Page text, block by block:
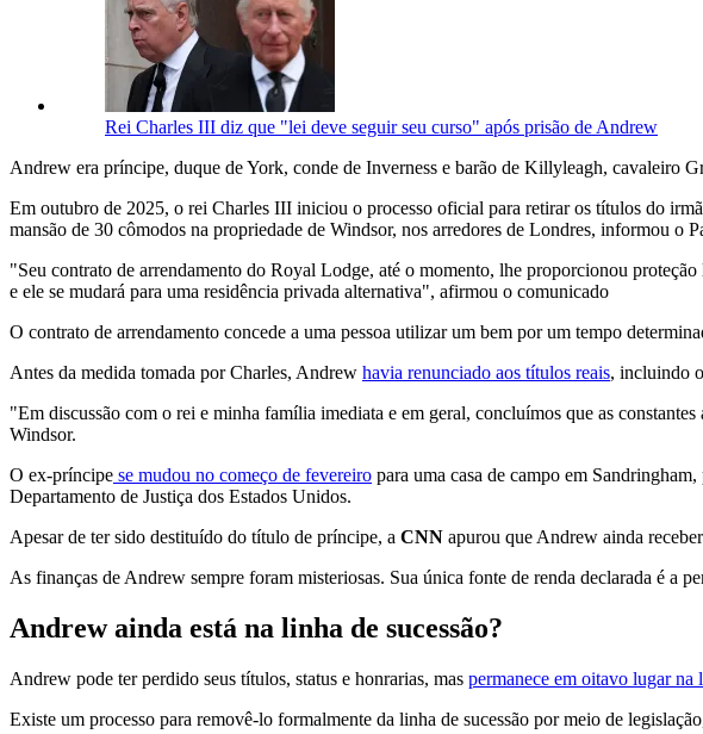
Rei Charles III diz que "lei deve seguir seu curso" após prisão de Andrew
Andrew era príncipe, duque de York, conde de Inverness e barão de Killyleagh, cavaleiro
Em outubro de 2025, o rei Charles III iniciou o processo oficial para retirar os títulos do
mansão de 30 cômodos na propriedade de Windsor, nos arredores de Londres, informou o
"Seu contrato de arrendamento do Royal Lodge, até o momento, lhe proporcionou
e ele se mudará para uma residência privada alternativa", afirmou o comunicado
O contrato de arrendamento concede a uma pessoa utilizar um bem por um tempo
Antes da medida tomada por Charles, Andrew havia renunciado aos títulos reais, incluindo
"Em discussão com o rei e minha família imediata e em geral, concluímos que as
Windsor.
O ex-príncipe se mudou no começo de fevereiro para uma casa de campo em
Departamento de Justiça dos Estados Unidos.
Apesar de ter sido destituído do título de príncipe, a CNN apurou que Andrew ainda
As finanças de Andrew sempre foram misteriosas. Sua única fonte de renda declarada é a
Andrew ainda está na linha de sucessão?
Andrew pode ter perdido seus títulos, status e honrarias, mas permanece em oitavo lugar na
Existe um processo para removê-lo formalmente da linha de sucessão por meio de